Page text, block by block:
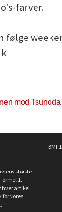
farver.
følge
mod Tsunoda
største
1.
artikel
for vores